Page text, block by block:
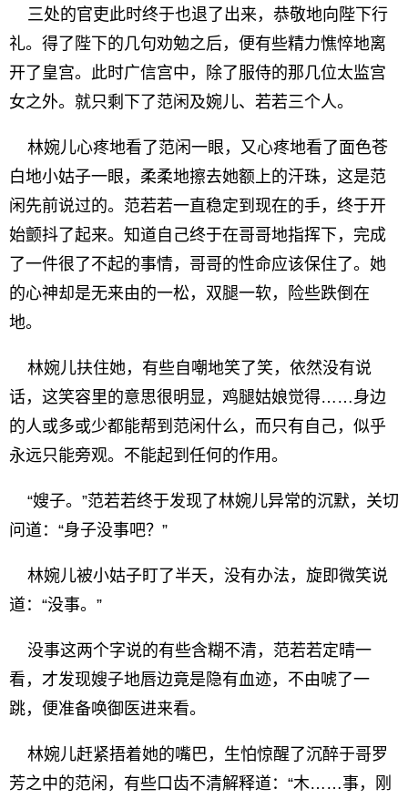
三处的官吏此时终于也退了出来，恭敬地向陛下行
礼。得了陛下的几句劝勉之后，便有些精力憔悴地离
开了皇宫。此时广信宫中，除了服侍的那几位太监宫
女之外。就只剩下了范闲及婉儿、若若三个人。
林婉儿心疼地看了范闲一眼，又心疼地看了面色苍
白地小姑子一眼，柔柔地擦去她额上的汗珠，这是范
闲先前说过的。范若若一直稳定到现在的手，终于开
始颤抖了起来。知道自己终于在哥哥地指挥下，完成
了一件很了不起的事情，哥哥的性命应该保住了。她
的心神却是无来由的一松，双腿一软，险些跌倒在
地。
林婉儿扶住她，有些自嘲地笑了笑，依然没有说
话，这笑容里的意思很明显，鸡腿姑娘觉得……身边
的人或多或少都能帮到范闲什么，而只有自己，似乎
永远只能旁观。不能起到任何的作用。
“嫂子。”范若若终于发现了林婉儿异常的沉默，关切
问道：“身子没事吧？”
林婉儿被小姑子盯了半天，没有办法，旋即微笑说
道：“没事。”
没事这两个字说的有些含糊不清，范若若定晴一
看，才发现嫂子地唇边竟是隐有血迹，不由唬了一
跳，便准备唤御医进来看。
林婉儿赶紧捂着她的嘴巴，生怕惊醒了沉醉于哥罗
芳之中的范闲，有些口齿不清解释道：“木……事，刚